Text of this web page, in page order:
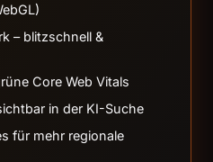
– blitzschnell &
Core Web Vitals
in der KI-Suche
für mehr regionale